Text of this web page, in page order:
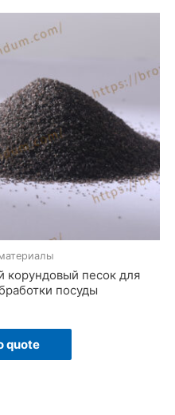
корундовый песок для
посуды
quote